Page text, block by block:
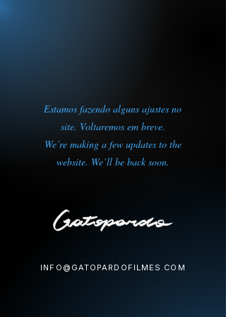
Estamos fazendo alguns ajustes no
site. Voltaremos em breve.
We’re making a few updates to the
website. We’ll be back soon.
INFO@GATOPARDOFILMES.COM